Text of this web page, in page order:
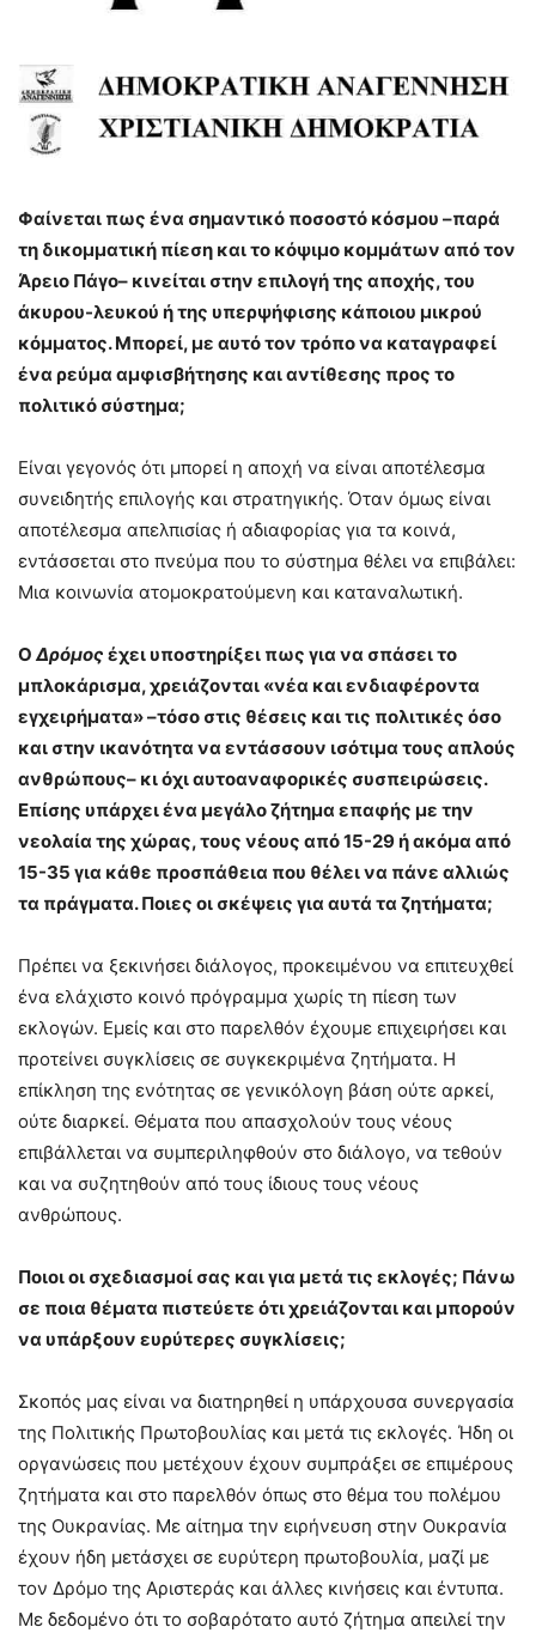
Φαίνεται πως ένα σημαντικό ποσοστό κόσμου –παρά
τη δικομματική πίεση και το κόψιμο κομμάτων από τον
Άρειο Πάγο– κινείται στην επιλογή της αποχής, του
άκυρου-λευκού ή της υπερψήφισης κάποιου μικρού
κόμματος. Μπορεί, με αυτό τον τρόπο να καταγραφεί
ένα ρεύμα αμφισβήτησης και αντίθεσης προς το
πολιτικό σύστημα;
Είναι γεγονός ότι μπορεί η αποχή να είναι αποτέλεσμα
συνειδητής επιλογής και στρατηγικής. Όταν όμως είναι
αποτέλεσμα απελπισίας ή αδιαφορίας για τα κοινά,
εντάσσεται στο πνεύμα που το σύστημα θέλει να επιβάλει:
Μια κοινωνία ατομοκρατούμενη και καταναλωτική.
Ο Δρόμος έχει υποστηρίξει πως για να σπάσει το
μπλοκάρισμα, χρειάζονται «νέα και ενδιαφέροντα
εγχειρήματα» –τόσο στις θέσεις και τις πολιτικές όσο
και στην ικανότητα να εντάσσουν ισότιμα τους απλούς
ανθρώπους– κι όχι αυτοαναφορικές συσπειρώσεις.
Επίσης υπάρχει ένα μεγάλο ζήτημα επαφής με την
νεολαία της χώρας, τους νέους από 15-29 ή ακόμα από
15-35 για κάθε προσπάθεια που θέλει να πάνε αλλιώς
τα πράγματα. Ποιες οι σκέψεις για αυτά τα ζητήματα;
Πρέπει να ξεκινήσει διάλογος, προκειμένου να επιτευχθεί
ένα ελάχιστο κοινό πρόγραμμα χωρίς τη πίεση των
εκλογών. Εμείς και στο παρελθόν έχουμε επιχειρήσει και
προτείνει συγκλίσεις σε συγκεκριμένα ζητήματα. Η
επίκληση της ενότητας σε γενικόλογη βάση ούτε αρκεί,
ούτε διαρκεί. Θέματα που απασχολούν τους νέους
επιβάλλεται να συμπεριληφθούν στο διάλογο, να τεθούν
και να συζητηθούν από τους ίδιους τους νέους
ανθρώπους.
Ποιοι οι σχεδιασμοί σας και για μετά τις εκλογές; Πάνω
σε ποια θέματα πιστεύετε ότι χρειάζονται και μπορούν
να υπάρξουν ευρύτερες συγκλίσεις;
Σκοπός μας είναι να διατηρηθεί η υπάρχουσα συνεργασία
της Πολιτικής Πρωτοβουλίας και μετά τις εκλογές. Ήδη οι
οργανώσεις που μετέχουν έχουν συμπράξει σε επιμέρους
ζητήματα και στο παρελθόν όπως στο θέμα του πολέμου
της Ουκρανίας. Με αίτημα την ειρήνευση στην Ουκρανία
έχουν ήδη μετάσχει σε ευρύτερη πρωτοβουλία, μαζί με
τον Δρόμο της Αριστεράς και άλλες κινήσεις και έντυπα.
Με δεδομένο ότι το σοβαρότατο αυτό ζήτημα απειλεί την